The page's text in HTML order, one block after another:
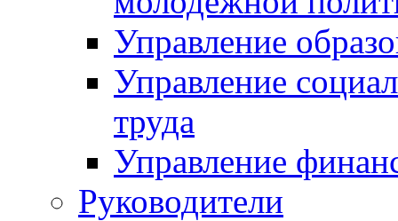
Управление
Управление
труда
Управление
Руководители